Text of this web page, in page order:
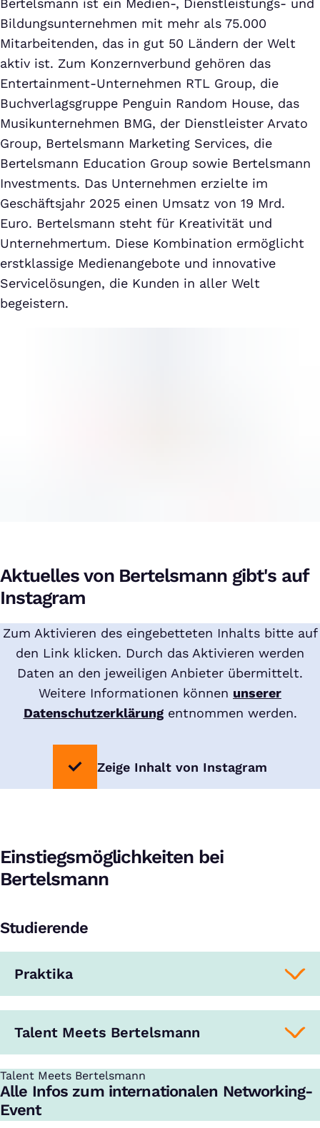
Bertelsmann ist ein Medien-, Dienstleistungs- und
Bildungsunternehmen mit mehr als 75.000
Mitarbeitenden, das in gut 50 Ländern der Welt
aktiv ist. Zum Konzernverbund gehören das
Entertainment-Unternehmen RTL Group, die
Buchverlagsgruppe Penguin Random House, das
Musikunternehmen BMG, der Dienstleister Arvato
Group, Bertelsmann Marketing Services, die
Bertelsmann Education Group sowie Bertelsmann
Investments. Das Unternehmen erzielte im
Geschäftsjahr 2025 einen Umsatz von 19 Mrd.
Euro. Bertelsmann steht für Kreativität und
Unternehmertum. Diese Kombination ermöglicht
erstklassige Medienangebote und innovative
Servicelösungen, die Kunden in aller Welt
begeistern.
Aktuelles von Bertelsmann gibt's auf
Instagram
Zum Aktivieren des eingebetteten Inhalts bitte auf
den Link klicken. Durch das Aktivieren werden
Daten an den jeweiligen Anbieter übermittelt.
Weitere Informationen können unserer
Datenschutzerklärungentnommen werden.
Zeige Inhalt von Instagram
Einstiegsmöglichkeiten bei
Bertelsmann
Studierende
Praktika
Talent Meets Bertelsmann
Talent Meets Bertelsmann
:
Alle Infos zum internationalen Networking-
Event